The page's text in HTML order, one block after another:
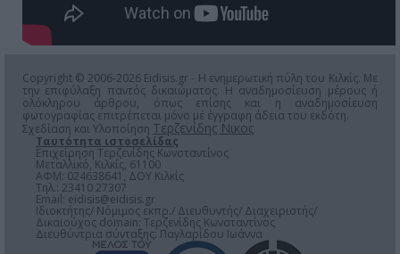
Copyright © 2006-2026 Eidisis.gr - Η ενημερωτική πύλη του Κιλκίς. Με
την επιφύλαξη παντός δικαιώματος. Η αναδημοσίευση μέρους ή
ολόκληρου άρθρου, όπως επίσης και η αναδημοσίευση
φωτογραφίας επιτρέπεται μόνο μέ έγγραφη άδεια του εκδότη.
Σχεδίαση και Υλοποίηση Τερζενίδης Νικος
Ταυτότητα ιστοσελίδας
Επιχείρηση Τερζενίδης Κωνσταντίνος
Μεταλλικό, Κιλκίς, 61100
ΑΦΜ: 024638641, ΔΟΥ Κιλκίς
Τηλ.: 23410 27307
Email: eidisis@eidisis.gr
Ιδιοκτήτης/ Νόμιμος εκπρ./ Διευθυντής/ Διαχειριστής/
Δικαιούχος domain: Τερζενίδης Κωνσταντίνος
Διευθύντρια σύνταξης: Παγλαρίδου Ιωάννα